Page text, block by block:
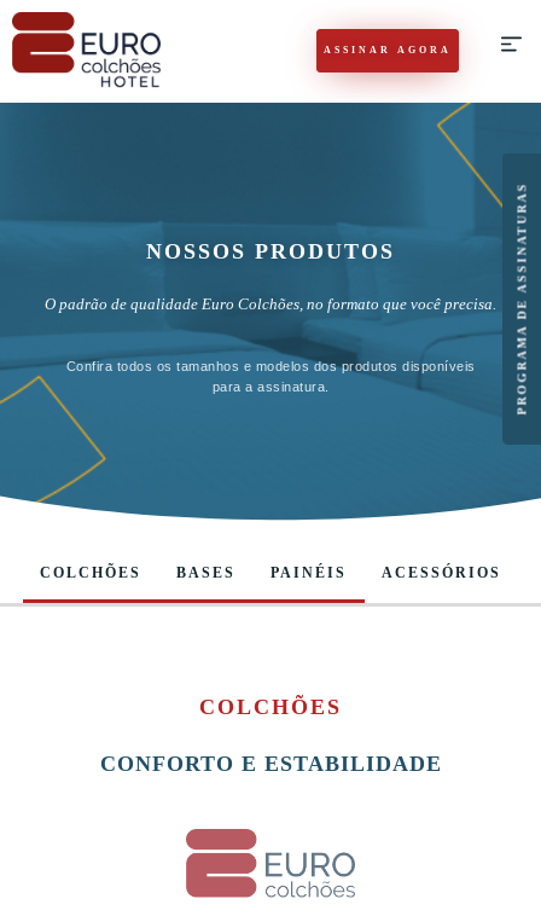
ASSINAR AGORA
NOSSOS PRODUTOS
O padrão de qualidade Euro Colchões, no formato que você precisa.
Confira todos os tamanhos e modelos dos produtos disponíveis
para a assinatura.
COLCHÕES BASES PAINÉIS ACESSÓRIOS
COLCHÕES
CONFORTO E ESTABILIDADE
PROGRAMA DE ASSINATURAS